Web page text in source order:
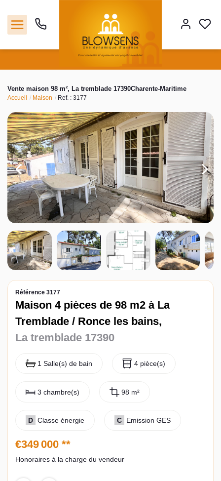
Ventes
Notre agence
Outils
Estimation
Nos services
Contact
Vente maison 98 m², La tremblade 17390Charente-Maritime
Accueil Maison Ref. : 3177
Référence 3177
Maison 4 pièces de 98 m2 à La
Tremblade / Ronce les bains,
La tremblade 17390
1 Salle(s) de bain 4 pièce(s)
3 chambre(s) 98 m²
D Classe énergie C Emission GES
€349 000 **
Honoraires à la charge du vendeur